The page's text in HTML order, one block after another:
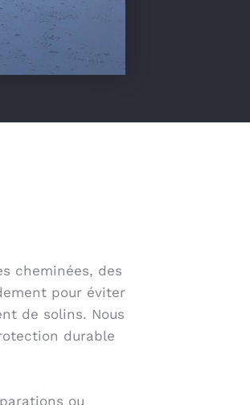
cheminées, des
pour éviter
de solins. Nous
durable
ou